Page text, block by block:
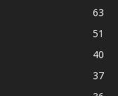
63
51
40
37